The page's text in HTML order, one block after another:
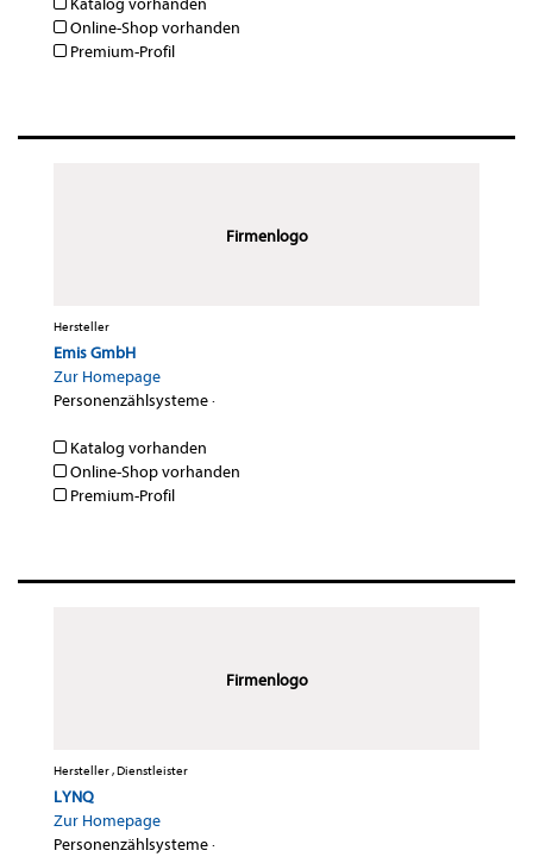
Katalog vorhanden
Online-Shop vorhanden
Premium-Profil
Firmenlogo
Hersteller
Emis GmbH
Zur Homepage
Personenzählsysteme·
Katalog vorhanden
Online-Shop vorhanden
Premium-Profil
Firmenlogo
Hersteller , Dienstleister
LYNQ
Zur Homepage
Personenzählsysteme·